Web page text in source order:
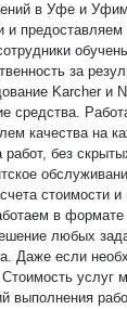
в Уфе и
и
за
Karcher и
средства.
качества на
работ, без
стоимости
в формате
любых
Даже если
услуг
выполнения